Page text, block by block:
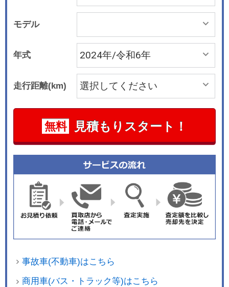
が575km。WLTCモードの電力消費率は「シー
ル」が148Wh/km、「シール AWD」が165Wh/km
という。 エクステリアのデザインコンセプトは
「海洋美学」で、既存の「ドルフィン」と一連の
ものとなる。フロントまわりは「オーシャンエッ
クスフェイス」と呼ばれるもので、ボンネット上
の2本のプレスラインやボディサイドのダブルウ
エストラインが特徴だ。車名の「シール」は英語
で「アシカ、アザラシ」を意味する。インテリア
では、上質さと使い勝手の良さを両立するという
ト表皮は上級のナッパレザーに、キルティング加
工を施している。またオーディオシステムには、
デンマーク製のハイエンドオーディオメーカーで
あるDynaudio（ディナウディオ）社の全12個のス
ピーカーで構成されるHi-Fi オーディオを採用し
た。 ボディカラーは、アークティックブルー、ア
スブラック、シャークグレーの全5色をラインア
ップしている。 なお、導入記念キャンペーン価格
モデル
年式
走行距離(km)
無料 見積もりスタート！
事故車(不動車)はこちら
商用車(バス・トラック等)はこちら